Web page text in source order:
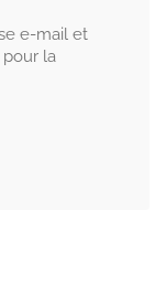
e-mail et
la